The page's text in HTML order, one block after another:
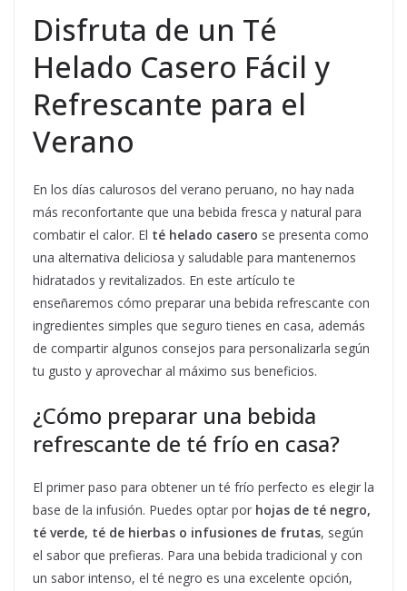
Disfruta de un Té
Helado Casero Fácil y
Refrescante para el
Verano
En los días calurosos del verano peruano, no hay nada
más reconfortante que una bebida fresca y natural para
combatir el calor. El té helado casero se presenta como
una alternativa deliciosa y saludable para mantenernos
hidratados y revitalizados. En este artículo te
enseñaremos cómo preparar una bebida refrescante con
ingredientes simples que seguro tienes en casa, además
de compartir algunos consejos para personalizarla según
tu gusto y aprovechar al máximo sus beneficios.
¿Cómo preparar una bebida
refrescante de té frío en casa?
El primer paso para obtener un té frío perfecto es elegir la
base de la infusión. Puedes optar por hojas de té negro,
té verde, té de hierbas o infusiones de frutas, según
el sabor que prefieras. Para una bebida tradicional y con
un sabor intenso, el té negro es una excelente opción,